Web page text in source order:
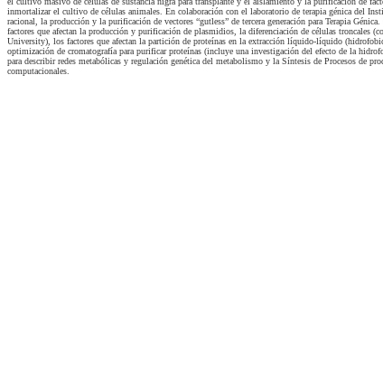
inmortalizar el cultivo de células animales. En colaboración con el laboratorio de terapia génica del
racional, la producción y la purificación de vectores “gutless” de tercera generación para Terapia
factores que afectan la producción y purificación de plasmidios, la diferenciación de células troncales
University), los factores que afectan la partición de proteínas en la extracción líquido-líquido
optimización de cromatografía para purificar proteínas (incluye una investigación del efecto de la
para describir redes metabólicas y regulación genética del metabolismo y la Síntesis de Procesos de
computacionales.